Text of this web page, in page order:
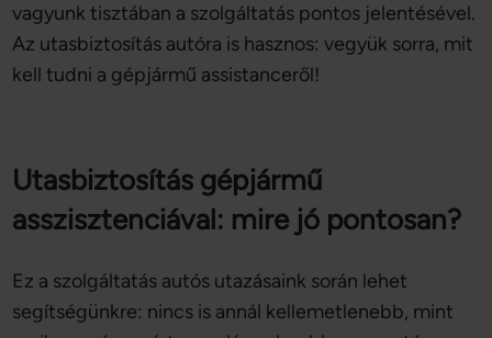
vagyunk tisztában a szolgáltatás pontos jelentésével.
Az utasbiztosítás autóra is hasznos: vegyük sorra, mit
kell tudni a gépjármű assistanceről!
Utasbiztosítás gépjármű
asszisztenciával: mire jó pontosan?
Ez a szolgáltatás autós utazásaink során lehet
segítségünkre: nincs is annál kellemetlenebb, mint